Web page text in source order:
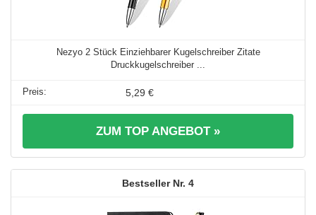
Nezyo 2 Stück Einziehbarer Kugelschreiber Zitate
Druckkugelschreiber ...
5,29 €
ZUM TOP ANGEBOT »
4